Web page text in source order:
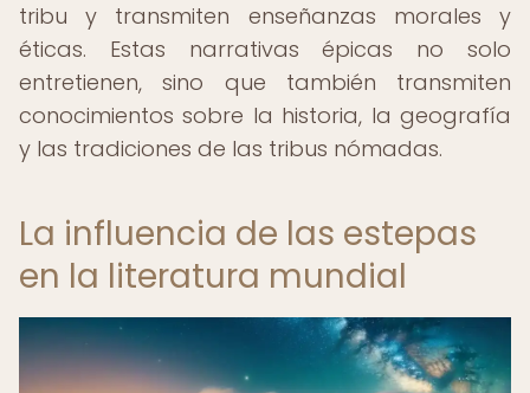
tribu y transmiten enseñanzas morales y
éticas. Estas narrativas épicas no solo
entretienen, sino que también transmiten
conocimientos sobre la historia, la geografía
y las tradiciones de las tribus nómadas.
La influencia de las estepas
en la literatura mundial